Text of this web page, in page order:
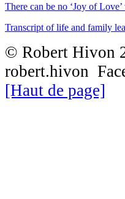
There can be no ‘Joy of
Transcript of life and family
© Robert
robert.hivon
[Haut de page]